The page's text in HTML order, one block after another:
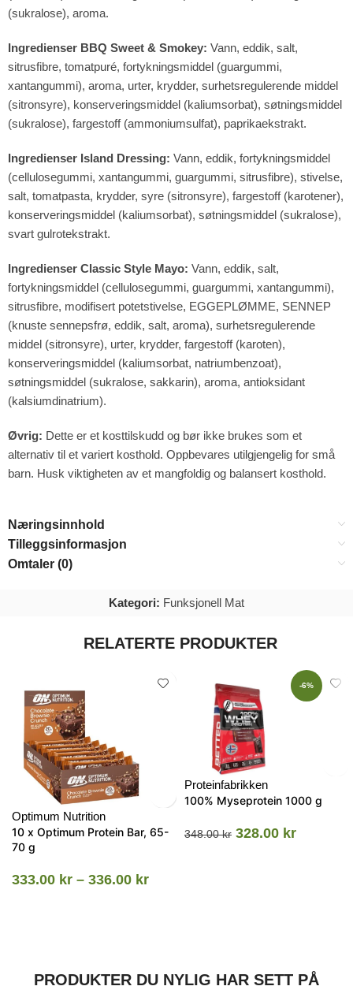
(sukralose), aroma.
Ingredienser BBQ Sweet & Smokey: Vann, eddik, salt,
sitrusfibre, tomatpuré, fortykningsmiddel (guargummi,
xantangummi), aroma, urter, krydder, surhetsregulerende middel
(sitronsyre), konserveringsmiddel (kaliumsorbat), søtningsmiddel
(sukralose), fargestoff (ammoniumsulfat), paprikaekstrakt.
Ingredienser Island Dressing: Vann, eddik, fortykningsmiddel
(cellulosegummi, xantangummi, guargummi, sitrusfibre), stivelse,
salt, tomatpasta, krydder, syre (sitronsyre), fargestoff (karotener),
konserveringsmiddel (kaliumsorbat), søtningsmiddel (sukralose),
svart gulrotekstrakt.
Ingredienser Classic Style Mayo: Vann, eddik, salt,
fortykningsmiddel (cellulosegummi, guargummi, xantangummi),
sitrusfibre, modifisert potetstivelse, EGGEPLØMME, SENNEP
(knuste sennepsfrø, eddik, salt, aroma), surhetsregulerende
middel (sitronsyre), urter, krydder, fargestoff (karoten),
konserveringsmiddel (kaliumsorbat, natriumbenzoat),
søtningsmiddel (sukralose, sakkarin), aroma, antioksidant
(kalsiumdinatrium).
Øvrig: Dette er et kosttilskudd og bør ikke brukes som et
alternativ til et variert kosthold. Oppbevares utilgjengelig for små
barn. Husk viktigheten av et mangfoldig og balansert kosthold.
Næringsinnhold
Tilleggsinformasjon
Omtaler (0)
Kategori: Funksjonell Mat
RELATERTE PRODUKTER
Optimum Nutrition
10 x Optimum Protein Bar, 65-
70 g
333.00 kr – 336.00 kr
-6%
Proteinfabrikken
100% Myseprotein 1000 g
348.00kr 328.00 kr
PRODUKTER DU NYLIG HAR SETT PÅ